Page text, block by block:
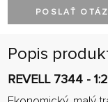
POSLAŤ
Popis
REVELL 7344 -